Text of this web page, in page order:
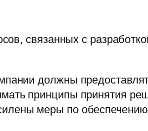
связанных с
должны
принципы принятия
меры по